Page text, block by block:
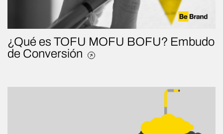
¿Qué es TOFU MOFU BOFU? Embudo
de Conversión